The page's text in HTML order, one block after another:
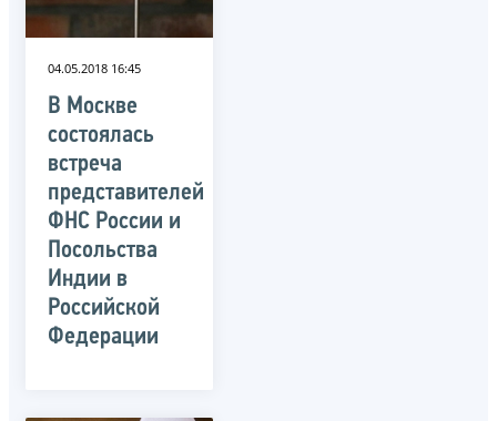
04.05.2018 16:45
В Москве
состоялась
встреча
представителей
ФНС России и
Посольства
Индии в
Российской
Федерации